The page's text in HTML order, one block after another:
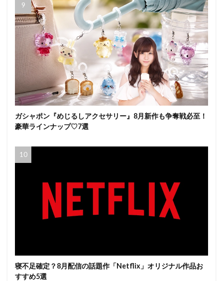
ガシャポン『めじるしアクセサリー』8月新作も争奪戦必至！
豪華ラインナップ♡7選
寝不足確定？8月配信の話題作「Netflix」オリジナル作品お
すすめ5選